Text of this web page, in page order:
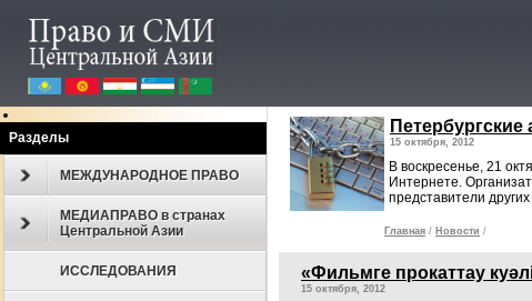
Разделы
МЕЖДУНАРОДНОЕ ПРАВО
МЕДИАПРАВО в странах
Центральной Азии
ИССЛЕДОВАНИЯ
15 октября, 2012
В воскресенье, 21
Интернете.
представители
Главная / Новости /
«Фильмге прокаттау
15 октября, 2012